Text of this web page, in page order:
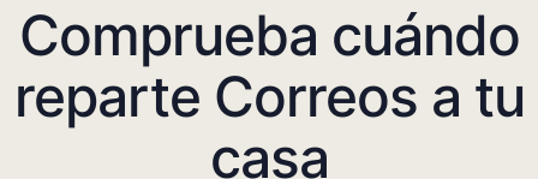
Comprueba cuándo
reparte Correos a tu
casa